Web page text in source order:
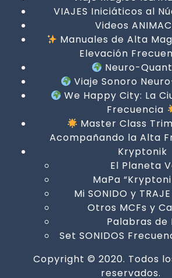
VIAJES Iniciáticos al
Videos
Manuales de Alta
Elevación
Neuro-
Viaje Sonoro
We Happy City: La
Frecuencia
Master Class
Acompañando la Alta
Kryptonik
El Planeta
MaPa
Mi SONIDO y
Otros MCFs y
Palabras de
Set SONIDOS
Copyright © 2020. Todos
reservados.